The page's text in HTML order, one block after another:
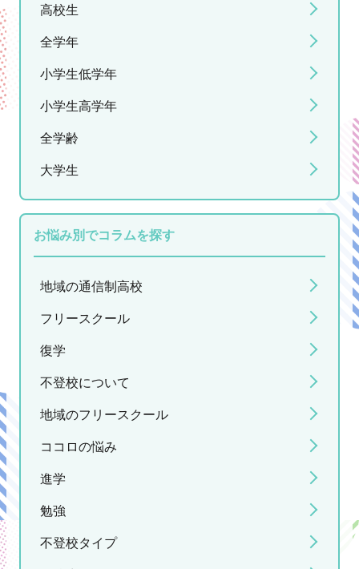
高校生
全学年
小学生低学年
小学生高学年
全学齢
大学生
お悩み別でコラムを探す
地域の通信制高校
フリースクール
復学
不登校について
地域のフリースクール
ココロの悩み
進学
勉強
不登校タイプ